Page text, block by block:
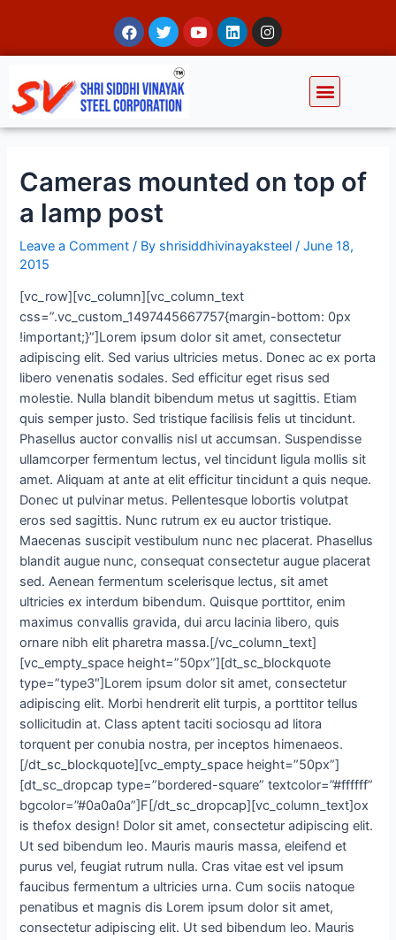
Cameras mounted on top of
a lamp post
Leave a Comment / By shrisiddhivinayaksteel /June 18,
2015
[vc_row][vc_column][vc_column_text
css=”.vc_custom_1497445667757{margin-bottom: 0px
!important;}”]Lorem ipsum dolor sit amet, consectetur
adipiscing elit. Sed varius ultricies metus. Donec ac ex porta
libero venenatis sodales. Sed efficitur eget risus sed
molestie. Nulla blandit bibendum metus ut sagittis. Etiam
quis semper justo. Sed tristique facilisis felis ut tincidunt.
Phasellus auctor convallis nisl ut accumsan. Suspendisse
ullamcorper fermentum lectus, vel tincidunt ligula mollis sit
amet. Aliquam at ante at elit efficitur tincidunt a quis neque.
Donec ut pulvinar metus. Pellentesque lobortis volutpat
eros sed sagittis. Nunc rutrum ex eu auctor tristique.
Maecenas suscipit vestibulum nunc nec placerat. Phasellus
blandit augue nunc, consequat consectetur augue placerat
sed. Aenean fermentum scelerisque lectus, sit amet
ultricies ex interdum bibendum. Quisque porttitor, enim
maximus convallis gravida, dui arcu lacinia libero, quis
ornare nibh elit pharetra massa.[/vc_column_text]
[vc_empty_space height=”50px”][dt_sc_blockquote
type=”type3″]Lorem ipsum dolor sit amet, consectetur
adipiscing elit. Morbi hendrerit elit turpis, a porttitor tellus
sollicitudin at. Class aptent taciti sociosqu ad litora
torquent per conubia nostra, per inceptos himenaeos.
[/dt_sc_blockquote][vc_empty_space height=”50px”]
[dt_sc_dropcap type=”bordered-square” textcolor=”#ffffff”
bgcolor=”#0a0a0a”]F[/dt_sc_dropcap][vc_column_text]ox
is thefox design! Dolor sit amet, consectetur adipiscing elit.
Ut sed bibendum leo. Mauris mauris massa, eleifend et
purus vel, feugiat rutrum nulla. Cras vitae est vel ipsum
faucibus fermentum a ultricies urna. Cum sociis natoque
penatibus et magnis dis Lorem ipsum dolor sit amet,
consectetur adipiscing elit. Ut sed bibendum leo. Mauris